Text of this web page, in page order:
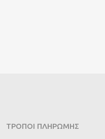
ΤΡΌΠΟΙ ΠΛΗΡΩΜΉΣ